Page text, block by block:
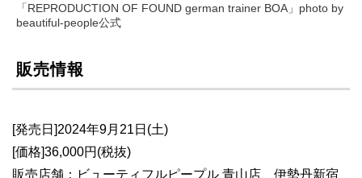
「REPRODUCTION OF FOUND german trainer BOA」photo by
beautiful-people公式
販売情報
[発売日]2024年9月21日(土)
[価格]36,000円(税抜)
販売店舗：ビューティフルピープル 青山店、伊勢丹新宿